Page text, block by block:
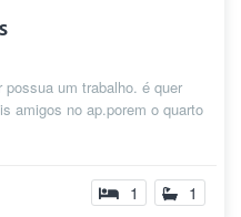
um trabalho. é quer
amigos no ap.porem o quarto
1 1